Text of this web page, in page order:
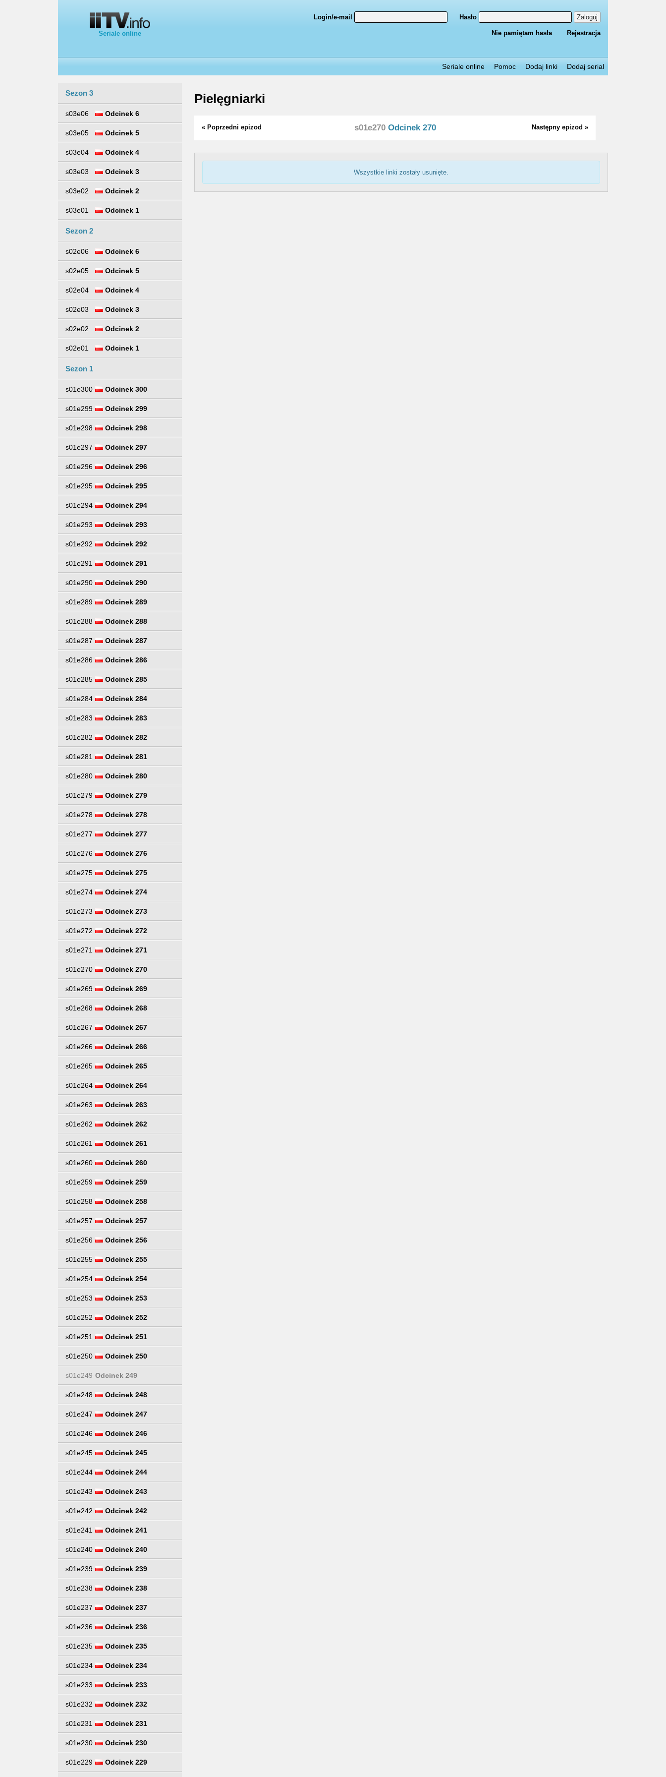
Seriale online
Login/e-mail Hasło Zaloguj
Nie pamiętam hasła Rejestracja
Seriale online Pomoc Dodaj linki Dodaj serial
Sezon 3
s03e06 Odcinek 6
s03e05 Odcinek 5
s03e04 Odcinek 4
s03e03 Odcinek 3
s03e02 Odcinek 2
s03e01 Odcinek 1
Sezon 2
s02e06 Odcinek 6
s02e05 Odcinek 5
s02e04 Odcinek 4
s02e03 Odcinek 3
s02e02 Odcinek 2
s02e01 Odcinek 1
Sezon 1
s01e300 Odcinek 300
s01e299 Odcinek 299
s01e298 Odcinek 298
s01e297 Odcinek 297
s01e296 Odcinek 296
s01e295 Odcinek 295
s01e294 Odcinek 294
s01e293 Odcinek 293
s01e292 Odcinek 292
s01e291 Odcinek 291
s01e290 Odcinek 290
s01e289 Odcinek 289
s01e288 Odcinek 288
s01e287 Odcinek 287
s01e286 Odcinek 286
s01e285 Odcinek 285
s01e284 Odcinek 284
s01e283 Odcinek 283
s01e282 Odcinek 282
s01e281 Odcinek 281
s01e280 Odcinek 280
s01e279 Odcinek 279
s01e278 Odcinek 278
s01e277 Odcinek 277
s01e276 Odcinek 276
s01e275 Odcinek 275
s01e274 Odcinek 274
s01e273 Odcinek 273
s01e272 Odcinek 272
s01e271 Odcinek 271
s01e270 Odcinek 270
s01e269 Odcinek 269
s01e268 Odcinek 268
s01e267 Odcinek 267
s01e266 Odcinek 266
s01e265 Odcinek 265
s01e264 Odcinek 264
s01e263 Odcinek 263
s01e262 Odcinek 262
s01e261 Odcinek 261
s01e260 Odcinek 260
s01e259 Odcinek 259
s01e258 Odcinek 258
s01e257 Odcinek 257
s01e256 Odcinek 256
s01e255 Odcinek 255
s01e254 Odcinek 254
s01e253 Odcinek 253
s01e252 Odcinek 252
s01e251 Odcinek 251
s01e250 Odcinek 250
s01e249 Odcinek 249
s01e248 Odcinek 248
s01e247 Odcinek 247
s01e246 Odcinek 246
s01e245 Odcinek 245
s01e244 Odcinek 244
s01e243 Odcinek 243
s01e242 Odcinek 242
s01e241 Odcinek 241
s01e240 Odcinek 240
s01e239 Odcinek 239
s01e238 Odcinek 238
s01e237 Odcinek 237
s01e236 Odcinek 236
s01e235 Odcinek 235
s01e234 Odcinek 234
s01e233 Odcinek 233
s01e232 Odcinek 232
s01e231 Odcinek 231
s01e230 Odcinek 230
s01e229 Odcinek 229
Pielęgniarki
« Poprzedni epizod Następny epizod »
s01e270Odcinek 270
Wszystkie linki zostały usunięte.